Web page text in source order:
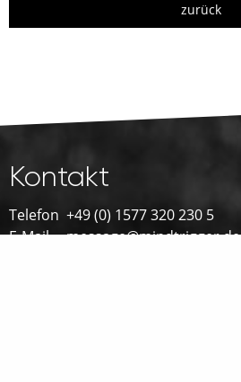
zurück
Kontakt
Telefon +49 (0) 1577 320 230 5
E-Mail
message@mindtrigger.de